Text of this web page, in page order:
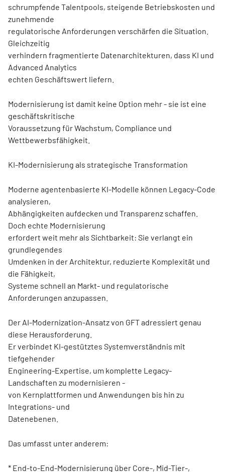
schrumpfende Talentpools, steigende Betriebskosten und
zunehmende
regulatorische Anforderungen verschärfen die Situation.
Gleichzeitig
verhindern fragmentierte Datenarchitekturen, dass KI und
Advanced Analytics
echten Geschäftswert liefern.
Modernisierung ist damit keine Option mehr - sie ist eine
geschäftskritische
Voraussetzung für Wachstum, Compliance und
Wettbewerbsfähigkeit.
KI-Modernisierung als strategische Transformation
Moderne agentenbasierte KI-Modelle können Legacy-Code
analysieren,
Abhängigkeiten aufdecken und Transparenz schaffen.
Doch echte Modernisierung
erfordert weit mehr als Sichtbarkeit: Sie verlangt ein
grundlegendes
Umdenken in der Architektur, reduzierte Komplexität und
die Fähigkeit,
Systeme schnell an Markt- und regulatorische
Anforderungen anzupassen.
Der AI-Modernization-Ansatz von GFT adressiert genau
diese Herausforderung.
Er verbindet KI-gestütztes Systemverständnis mit
tiefgehender
Engineering-Expertise, um komplette Legacy-
Landschaften zu modernisieren -
von Kernplattformen und Anwendungen bis hin zu
Integrations- und
Datenebenen.
Das umfasst unter anderem:
* End-to-End-Modernisierung über Core-, Mid-Tier-,